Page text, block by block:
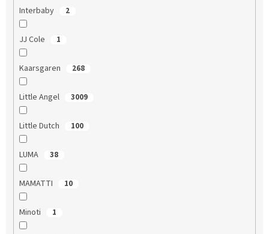
Interbaby 2
JJ Cole 1
Kaarsgaren 268
Little Angel 3009
Little Dutch 100
LUMA 38
MAMATTI 10
Minoti 1